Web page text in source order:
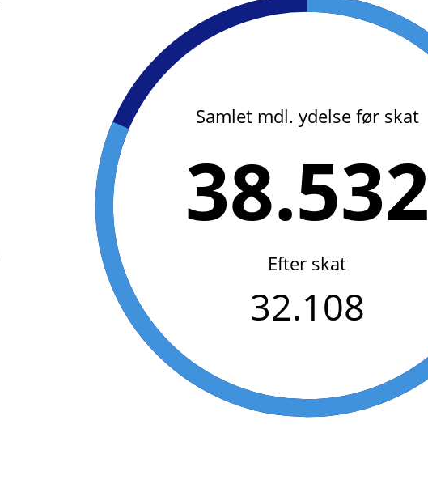
Samlet mdl. ydelse før skat
38.532
Efter skat
32.108